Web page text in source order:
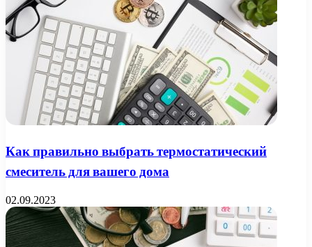
Как правильно выбрать термостатический
смеситель для вашего дома
02.09.2023